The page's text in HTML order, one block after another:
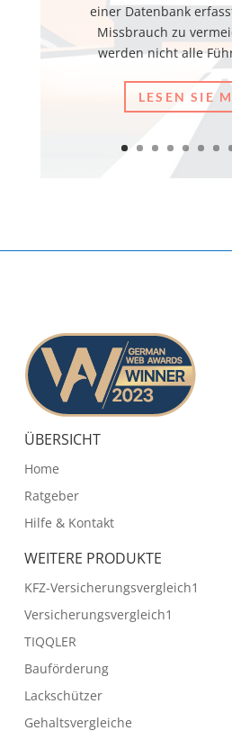
einer Datenbank
Missbrauch zu
werden nicht alle
LESEN SIE
ÜBERSICHT
Home
Ratgeber
Hilfe & Kontakt
WEITERE PRODUKTE
KFZ-Versicherungsvergleich1
Versicherungsvergleich1
TIQQLER
Bauförderung
Lackschützer
Gehaltsvergleiche